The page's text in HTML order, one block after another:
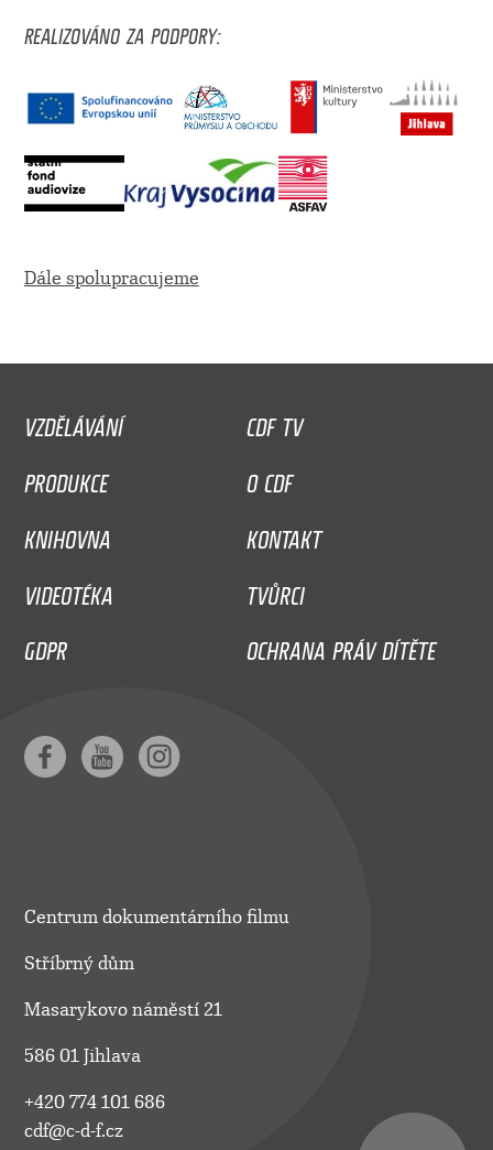
REALIZOVÁNO ZA PODPORY:
Dále spolupracujeme
VZDĚLÁVÁNÍ
CDF TV
PRODUKCE
O CDF
KNIHOVNA
KONTAKT
VIDEOTÉKA
TVŮRCI
GDPR
OCHRANA PRÁV DÍTĚTE
Centrum dokumentárního filmu
Stříbrný dům
Masarykovo náměstí 21
586 01 Jihlava
+420 774 101 686
cdf@c-d-f.cz